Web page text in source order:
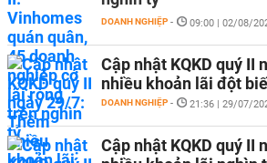
DOANH NGHIỆP - 09:00 | 02/08/
Cập nhật KQKD quý II
nhiều khoản lãi đột
DOANH NGHIỆP - 21:36 | 29/07/
Cập nhật KQKD quý II